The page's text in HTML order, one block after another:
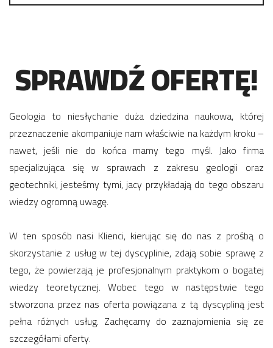
SPRAWDŹ OFERTĘ!
Geologia to niesłychanie duża dziedzina naukowa, której
przeznaczenie akompaniuje nam właściwie na każdym kroku –
nawet, jeśli nie do końca mamy tego myśl. Jako firma
specjalizująca się w sprawach z zakresu geologii oraz
geotechniki, jesteśmy tymi, jacy przykładają do tego obszaru
wiedzy ogromną uwagę.
W ten sposób nasi Klienci, kierując się do nas z prośbą o
skorzystanie z usług w tej dyscyplinie, zdają sobie sprawę z
tego, że powierzają je profesjonalnym praktykom o bogatej
wiedzy teoretycznej. Wobec tego w następstwie tego
stworzona przez nas oferta powiązana z tą dyscypliną jest
pełna różnych usług. Zachęcamy do zaznajomienia się ze
szczegółami oferty.